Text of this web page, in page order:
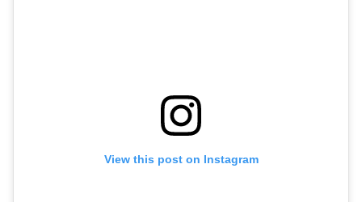
View this post on Instagram